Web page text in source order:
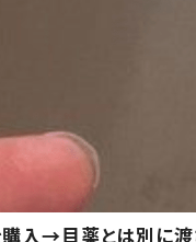
購入→目薬とは別に渡